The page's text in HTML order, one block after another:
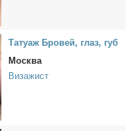
Та­ту­аж Бро­вей, глаз, губ
Москва
Визажист